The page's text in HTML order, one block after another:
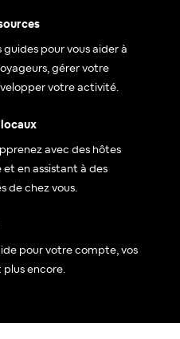
guides pour vous aider à
gérer votre
votre activité.
avec des hôtes
et en assistant à des
de chez vous.
pour votre compte, vos
plus encore.